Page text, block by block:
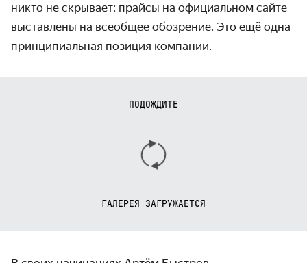
никто не скрывает: прайсы на официальном сайте
выставлены на всеобщее обозрение. Это ещё одна
принципиальная позиция компании.
ПОДОЖДИТЕ
ГАЛЕРЕЯ ЗАГРУЖАЕТСЯ